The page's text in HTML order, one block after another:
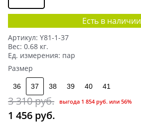
Есть в наличии
Артикул: Y81-1-37
Вес: 0.68 кг.
Ед. измерения: пар
Размер
36 37 38 39 40 41
3 310 руб.
1 456 руб.
выгода 1 854 руб. или 56%